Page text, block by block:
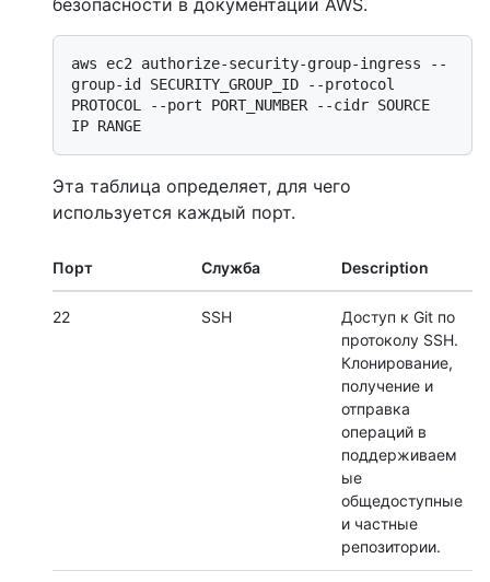
aws ec2 authorize-security-group-ingress --
group-id SECURITY_GROUP_ID --protocol
PROTOCOL --port PORT_NUMBER --cidr SOURCE
Эта таблица определяет, для чего
используется каждый порт.
Порт Служба Description
22 SSH
Доступ к Git по
протоколу SSH.
Клонирование,
получение и
отправка
операций в
поддерживаем
ые
общедоступные
и частные
репозитории.